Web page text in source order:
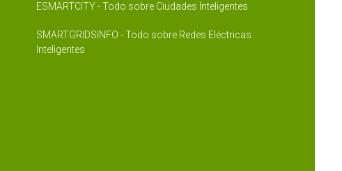
ESMARTCITY - Todo sobre Ciudades Inteligentes
SMARTGRIDSINFO - Todo sobre Redes Eléctricas
Inteligentes